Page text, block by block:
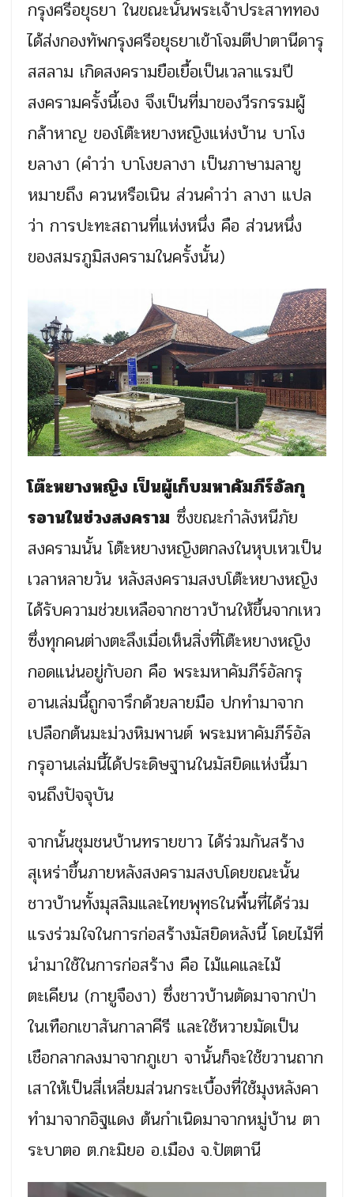
กรุงศรีอยุธยา ในขณะนั้นพระเจ้าประสาททอง
ได้ส่งกองทัพกรุงศรีอยุธยาเข้าโจมตีปาตานีดารุ
สสลาม เกิดสงครามยือเยื้อเป็นเวลาแรมปี
สงครามครั้งนี้เอง จึงเป็นที่มาของวีรกรรมผู้
กล้าหาญ ของโต๊ะหยางหญิงแห่งบ้าน บาโง
ยลางา (คำว่า บาโงยลางา เป็นภาษามลายู
หมายถึง ควนหรือเนิน ส่วนคำว่า ลางา แปล
ว่า การปะทะสถานที่แห่งหนึ่ง คือ ส่วนหนึ่ง
ของสมรภูมิสงครามในครั้งนั้น)
โต๊ะหยางหญิง เป็นผู้เก็บมหาคัมภีร์อัลกุ
รอานในช่วงสงคราม ซึ่งขณะกำลังหนีภัย
สงครามนั้น โต๊ะหยางหญิงตกลงในหุบเหวเป็น
เวลาหลายวัน หลังสงครามสงบโต๊ะหยางหญิง
ได้รับความช่วยเหลือจากชาวบ้านให้ขึ้นจากเหว
ซึ่งทุกคนต่างตะลึงเมื่อเห็นสิ่งที่โต๊ะหยางหญิง
กอดแน่นอยู่กับอก คือ พระมหาคัมภีร์อัลกรุ
อานเล่มนี้ถูกจารึกด้วยลายมือ ปกทำมาจาก
เปลือกต้นมะม่วงหิมพานต์ พระมหาคัมภีร์อัล
กรุอานเล่มนี้ได้ประดิษฐานในมัสยิดแห่งนี้มา
จนถึงปัจจุบัน
จากนั้นชุมชนบ้านทรายขาว ได้ร่วมกันสร้าง
สุเหร่าขึ้นภายหลังสงครามสงบโดยขณะนั้น
ชาวบ้านทั้งมุสลิมและไทยพุทธในพื้นที่ได้ร่วม
แรงร่วมใจในการก่อสร้างมัสยิดหลังนี้ โดยไม้ที่
นำมาใช้ในการก่อสร้าง คือ ไม้แคและไม้
ตะเคียน (กายูจืองา) ซึ่งชาวบ้านตัดมาจากป่า
ในเทือกเขาสันกาลาคีรี และใช้หวายมัดเป็น
เชือกลากลงมาจากภูเขา จานั้นก็จะใช้ขวานถาก
เสาให้เป็นสี่เหลี่ยมส่วนกระเบื้องที่ใช้มุงหลังคา
ทำมาจากอิฐแดง ต้นกำเนิดมาจากหมู่บ้าน ตา
ระบาตอ ต.กะมิยอ อ.เมือง จ.ปัตตานี